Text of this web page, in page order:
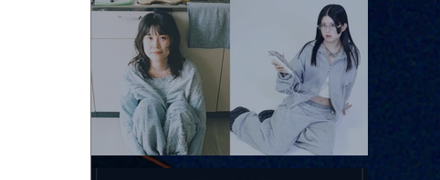
アコースティックviolence POPとテニスコーツ」